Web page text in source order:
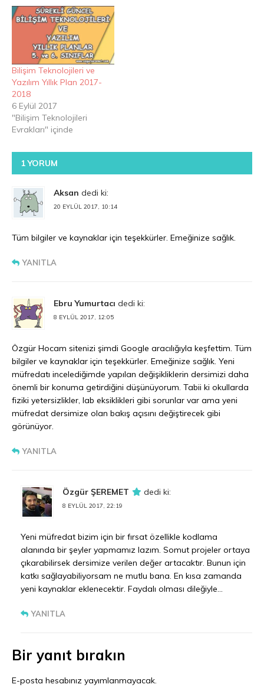
Bilişim Teknolojileri ve
Yazılım Yıllık Plan 2017-
2018
6 Eylül 2017
"Bilişim Teknolojileri
Evrakları" içinde
1 YORUM
Aksan dedi ki:
20 EYLÜL 2017, 10:14
Tüm bilgiler ve kaynaklar için teşekkürler. Emeğinize sağlık.
YANITLA
Ebru Yumurtacı dedi ki:
8 EYLÜL 2017, 12:05
Özgür Hocam sitenizi şimdi Google aracılığıyla keşfettim. Tüm
bilgiler ve kaynaklar için teşekkürler. Emeğinize sağlık. Yeni
müfredatı incelediğimde yapılan değişikliklerin dersimizi daha
önemli bir konuma getirdiğini düşünüyorum. Tabii ki okullarda
fiziki yetersizlikler, lab eksiklikleri gibi sorunlar var ama yeni
müfredat dersimize olan bakış açısını değiştirecek gibi
görünüyor.
YANITLA
Özgür ŞEREMET dedi ki:
8 EYLÜL 2017, 22:19
Yeni müfredat bizim için bir fırsat özellikle kodlama
alanında bir şeyler yapmamız lazım. Somut projeler ortaya
çıkarabilirsek dersimize verilen değer artacaktır. Bunun için
katkı sağlayabiliyorsam ne mutlu bana. En kısa zamanda
yeni kaynaklar eklenecektir. Faydalı olması dileğiyle…
YANITLA
Bir yanıt bırakın
E-posta hesabınız yayımlanmayacak.